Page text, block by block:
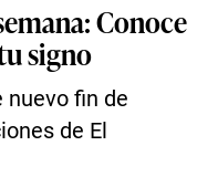
Conoce
signo
nuevo fin de
de El